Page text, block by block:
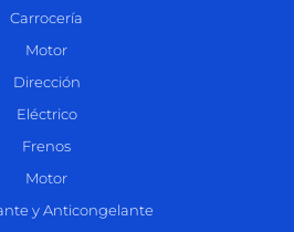
Carrocería
Motor
Dirección
Eléctrico
Frenos
Motor
y Anticongelante